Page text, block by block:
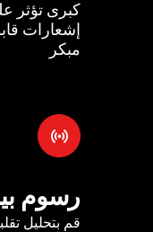
كبرى تؤثر
إشعارات
مبكر
رسوم
قم بتحليل